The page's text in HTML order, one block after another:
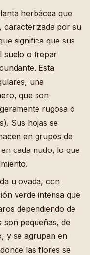
herbácea que
caracterizada por su
significa que sus
suelo o trepar
Esta
una
que son
rugosa o
Sus hojas se
en grupos de
cada nudo, lo que
u ovada, con
verde intensa que
dependiendo de
son pequeñas, de
y se agrupan en
las flores se